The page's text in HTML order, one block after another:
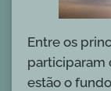
Entre os
participaram
estão o